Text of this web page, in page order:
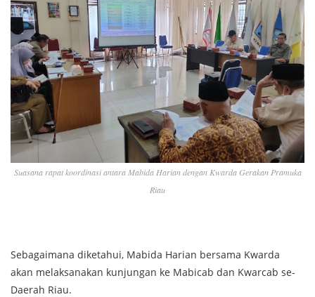
Suasana rapat koordinasi antara Mabida Harian dengan Kwarda Gerakan Pramuka
Riau
Sebagaimana diketahui, Mabida Harian bersama Kwarda
akan melaksanakan kunjungan ke Mabicab dan Kwarcab se-
Daerah Riau.